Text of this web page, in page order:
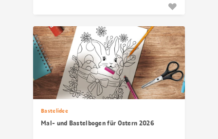
Bastelidee
Mal- und Bastelbogen für Ostern 2026